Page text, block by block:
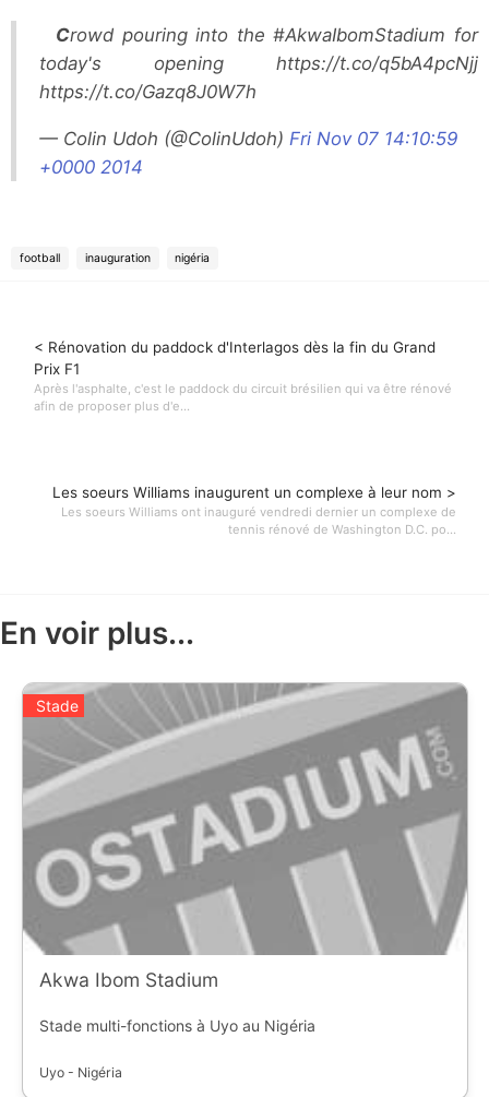
Crowd pouring into the #AkwaIbomStadium for
today's opening https://t.co/q5bA4pcNjj
https://t.co/Gazq8J0W7h
— Colin Udoh (@ColinUdoh) Fri Nov 07 14:10:59
+0000 2014
football inauguration nigéria
< Rénovation du paddock d'Interlagos dès la fin du Grand
Prix F1
Après l'asphalte, c'est le paddock du circuit brésilien qui va être rénové
afin de proposer plus d'e...
Les soeurs Williams inaugurent un complexe à leur nom >
Les soeurs Williams ont inauguré vendredi dernier un complexe de
tennis rénové de Washington D.C. po...
En voir plus...
Stade
Akwa Ibom Stadium
Stade multi-fonctions à Uyo au Nigéria
Uyo - Nigéria